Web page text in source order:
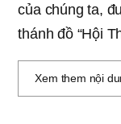
của chúng ta,
thánh đồ “Hội
Xem them nội